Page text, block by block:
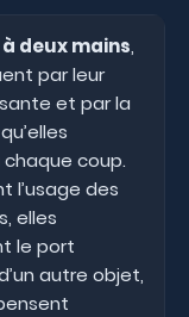
deux mains,
par leur
et par la
coup.
l’usage des
elles
le port
autre objet,